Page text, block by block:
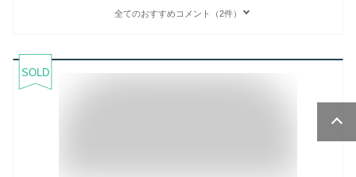
全てのおすすめコメント（2件）
SOLD